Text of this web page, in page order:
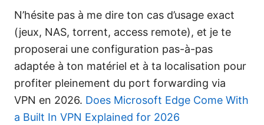
N’hésite pas à me dire ton cas d’usage exact
(jeux, NAS, torrent, access remote), et je te
proposerai une configuration pas-à-pas
adaptée à ton matériel et à ta localisation pour
profiter pleinement du port forwarding via
VPN en 2026. Does Microsoft Edge Come With
a Built In VPN Explained for 2026